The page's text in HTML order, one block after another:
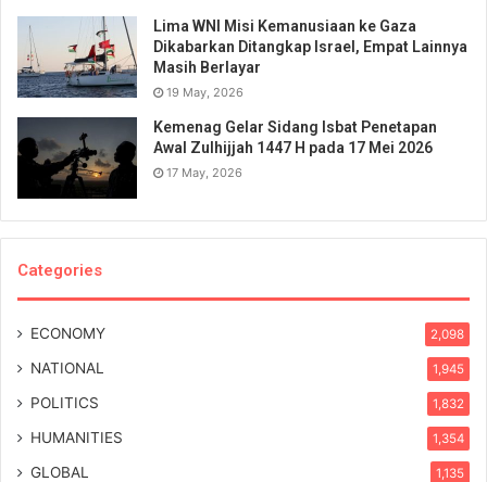
Lima WNI Misi Kemanusiaan ke Gaza
Dikabarkan Ditangkap Israel, Empat Lainnya
Masih Berlayar
19 May, 2026
Kemenag Gelar Sidang Isbat Penetapan
Awal Zulhijjah 1447 H pada 17 Mei 2026
17 May, 2026
Categories
ECONOMY 2,098
NATIONAL 1,945
POLITICS 1,832
HUMANITIES 1,354
GLOBAL 1,135